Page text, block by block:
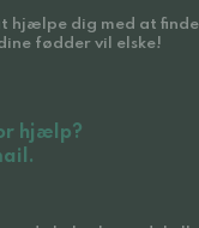
hjælpe dig med at finde
fødder vil elske!
hjælp?